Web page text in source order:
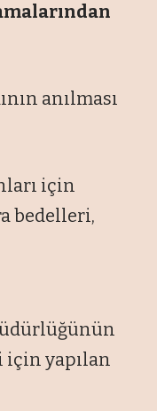
anılması
için
bedelleri,
için yapılan